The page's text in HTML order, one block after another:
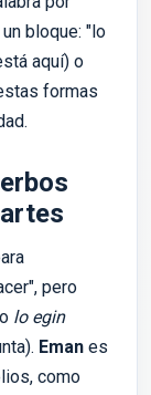
bloque: "lo
aquí) o
formas
pero
lo egin
Eman es
como